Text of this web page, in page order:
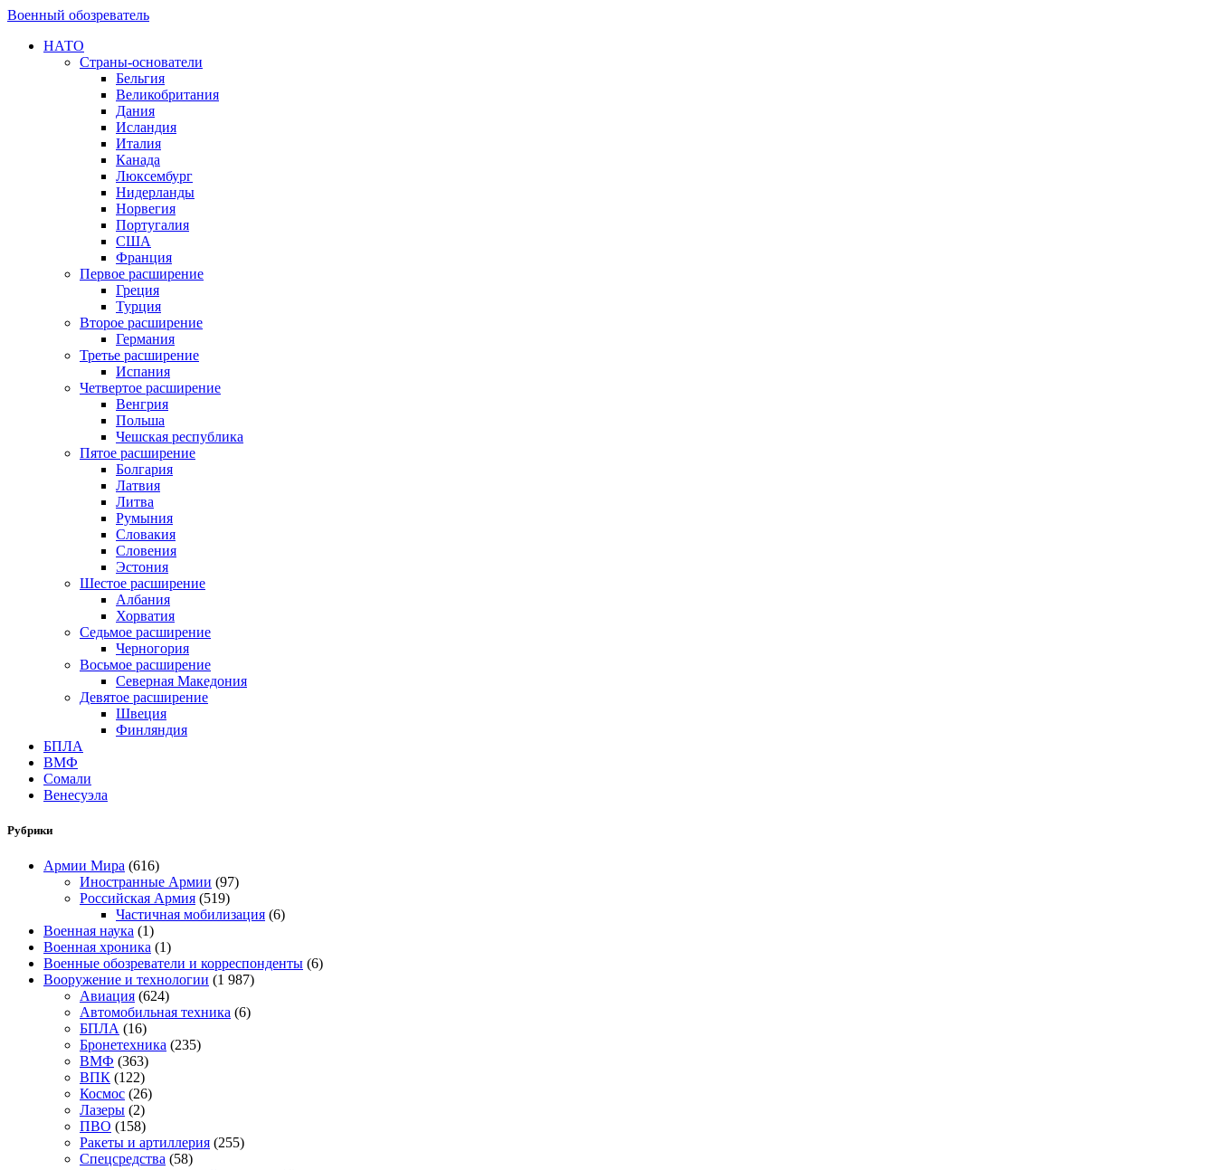
Военный обозреватель
НАТО
Страны-основатели
Бельгия
Великобритания
Дания
Исландия
Италия
Канада
Люксембург
Нидерланды
Норвегия
Португалия
США
Франция
Первое расширение
Греция
Турция
Второе расширение
Германия
Третье расширение
Испания
Четвертое расширение
Венгрия
Польша
Чешская республика
Пятое расширение
Болгария
Латвия
Литва
Румыния
Словакия
Словения
Эстония
Шестое расширение
Албания
Хорватия
Седьмое расширение
Черногория
Восьмое расширение
Северная Македония
Девятое расширение
Швеция
Финляндия
БПЛА
ВМФ
Сомали
Венесуэла
Рубрики
Армии Мира (616)
Иностранные Армии (97)
Российская Армия (519)
Частичная мобилизация (6)
Военная наука (1)
Военная хроника (1)
Военные обозреватели и корреспонденты (6)
Вооружение и технологии (1 987)
Авиация (624)
Автомобильная техника (6)
БПЛА (16)
Бронетехника (235)
ВМФ (363)
ВПК (122)
Космос (26)
Лазеры (2)
ПВО (158)
Ракеты и артиллерия (255)
Спецсредства (58)